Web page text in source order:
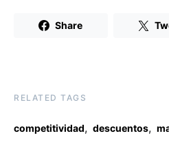
Share
RELATED TAGS
competitividad, descuentos,